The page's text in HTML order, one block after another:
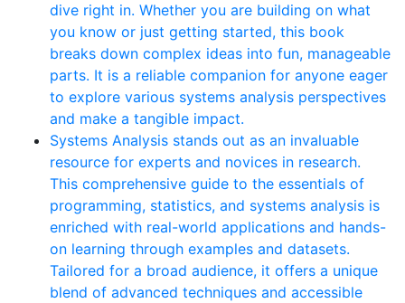
dive right in. Whether you are building on what
you know or just getting started, this book
breaks down complex ideas into fun, manageable
parts. It is a reliable companion for anyone eager
to explore various systems analysis perspectives
and make a tangible impact.
Systems Analysis stands out as an invaluable
resource for experts and novices in research.
This comprehensive guide to the essentials of
programming, statistics, and systems analysis is
enriched with real-world applications and hands-
on learning through examples and datasets.
Tailored for a broad audience, it offers a unique
blend of advanced techniques and accessible